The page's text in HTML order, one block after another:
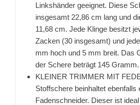
Linkshänder geeignet. Diese
insgesamt 22,86 cm lang und
11,68 cm. Jede Klinge besitzt
Zacken (30 insgesamt) und
mm hoch und 5 mm breit. Das
der Schere beträgt 145 Gramm.
KLEINER TRIMMER MIT
Stoffschere beinhaltet ebenfalls
Fadenschneider. Dieser ist